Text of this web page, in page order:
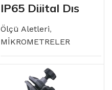
IP65 Dijital Dış
Çap Mikrometresi
Ölçü Aletleri,
MİKROMETRELER